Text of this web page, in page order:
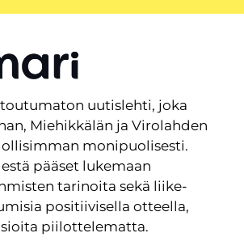
uutislehti, joka
Miehikkälän ja Virolahden
monipuolisesti.
pääset lukemaan
tarinoita sekä liike-
positiivisella otteella,
piilottelematta.